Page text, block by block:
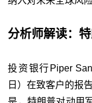
分析师解读：
投资银行Piper
日）在致客户的报